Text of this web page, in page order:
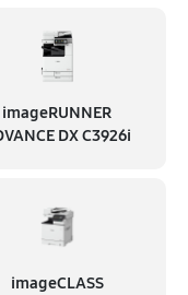
imageRUNNER
DX C3926i
imageCLASS